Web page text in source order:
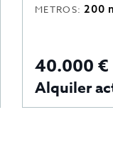
METROS:300
50.000€
Alquiler